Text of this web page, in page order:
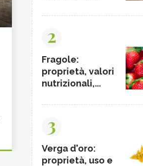
2
Fragole:
proprietà, valori
nutrizionali,...
3
Verga d'oro:
proprietà, uso e